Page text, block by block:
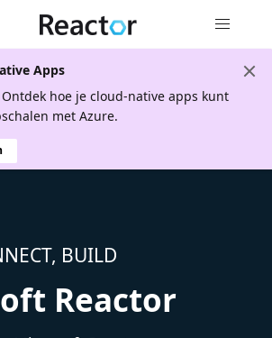
Apps
Ontdek hoe je cloud-native apps kunt
met Azure.
BUILD
Reactor